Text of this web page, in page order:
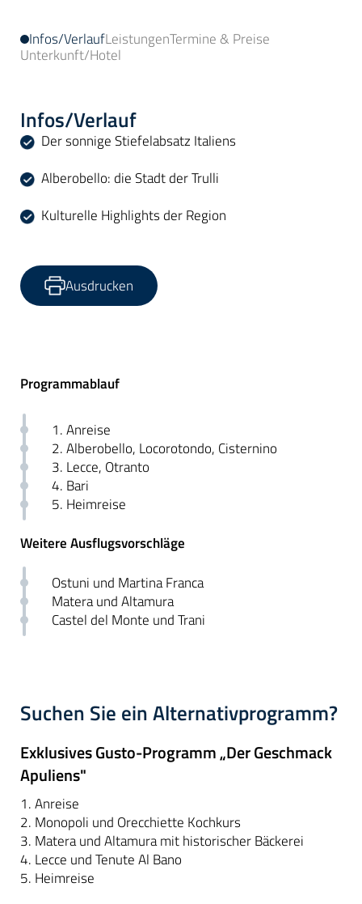
Infos/VerlaufLeistungenTermine & Preise
Unterkunft/Hotel
Infos/Verlauf
Der sonnige Stiefelabsatz Italiens
Alberobello: die Stadt der Trulli
Kulturelle Highlights der Region
Ausdrucken
Programmablauf
1. Anreise
2. Alberobello, Locorotondo, Cisternino
3. Lecce, Otranto
4. Bari
5. Heimreise
Weitere Ausflugsvorschläge
Ostuni und Martina Franca
Matera und Altamura
Castel del Monte und Trani
Suchen Sie ein Alternativprogramm?
Exklusives Gusto-Programm „Der Geschmack
Apuliens"
1. Anreise
2. Monopoli und Orecchiette Kochkurs
3. Matera und Altamura mit historischer Bäckerei
4. Lecce und Tenute Al Bano
5. Heimreise